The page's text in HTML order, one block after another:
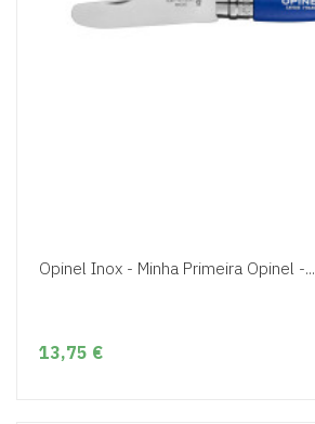
Opinel Inox - Minha Primeira Opinel -...
13,75 €